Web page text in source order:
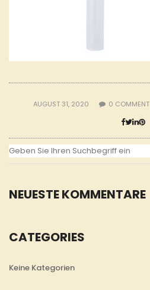
NEUESTE KOMMENTARE
CATEGORIES
Keine Kategorien
AUGUST 31, 2020 0 COMMENT